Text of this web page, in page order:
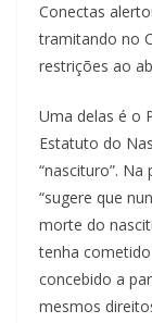
Conectas
tramitando no
restrições ao
Uma delas é o
Estatuto do
“nascituro”.
“sugere que
morte do
tenha
concebido a
mesmos